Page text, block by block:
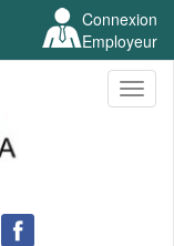
Connexion
Employeur